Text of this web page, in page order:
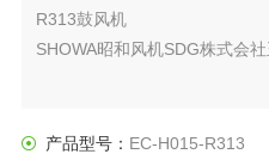
R313鼓风机
SHOWA昭和风机SDG株式会
产品型号： EC-H015-R313